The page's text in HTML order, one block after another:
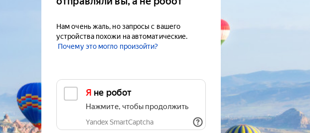
Нам очень жаль, но запросы с вашего
устройства похожи на автоматические.
Почему это могло произойти?
Я не робот
Нажмите, чтобы продолжить
Yandex SmartCaptcha